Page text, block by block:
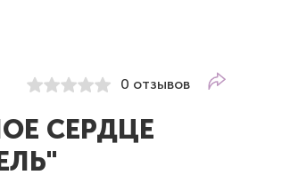
0 отзывов
СЕРДЦЕ